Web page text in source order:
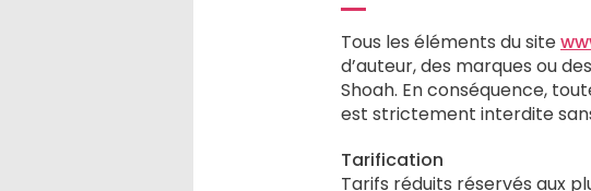
Tous les éléments du site
d’auteur, des marques ou
Shoah. En conséquence,
est strictement interdite
Tarification
Tarifs réduits réservés aux